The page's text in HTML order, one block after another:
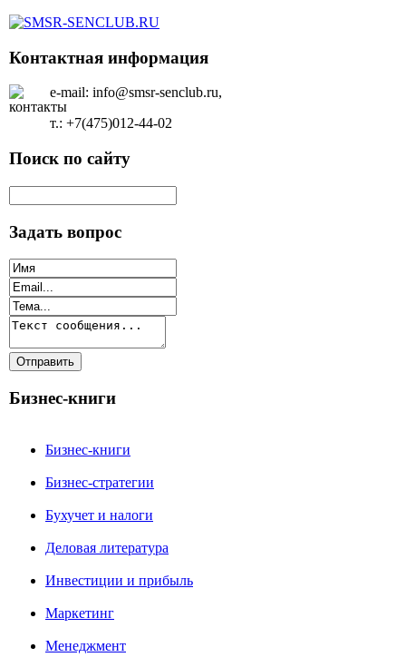
Контактная информация
e-mail: info@smsr-senclub.ru,
т.: +7(475)012-44-02
Поиск по сайту
Задать вопрос
Бизнес-книги
Бизнес-книги
Бизнес-стратегии
Бухучет и налоги
Деловая литература
Инвестиции и прибыль
Маркетинг
Менеджмент